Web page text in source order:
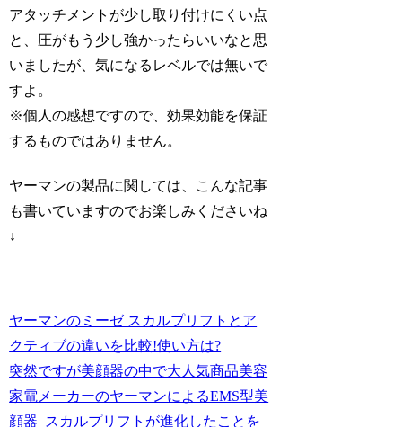
アタッチメントが少し取り付けにくい点
と、圧がもう少し強かったらいいなと思
いましたが、気になるレベルでは無いで
すよ。
※個人の感想ですので、効果効能を保証
するものではありません。
ヤーマンの製品に関しては、こんな記事
も書いていますのでお楽しみくださいね
↓
ヤーマンのミーゼ スカルプリフトとア
クティブの違いを比較!使い方は?
突然ですが美顔器の中で大人気商品美容
家電メーカーのヤーマンによるEMS型美
顔器_スカルプリフトが進化したことを